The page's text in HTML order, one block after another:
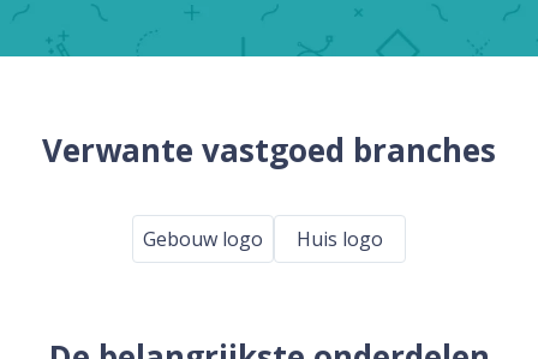
Verwante vastgoed branches
Gebouw logo Huis logo